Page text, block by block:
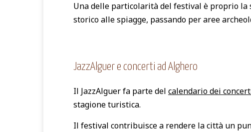
Una delle particolarità del festival è proprio la
storico alle spiagge, passando per aree
JazzAlguer e concerti ad Alghero
Il JazzAlguer fa parte del calendario dei
stagione turistica.
Il festival contribuisce a rendere la città un